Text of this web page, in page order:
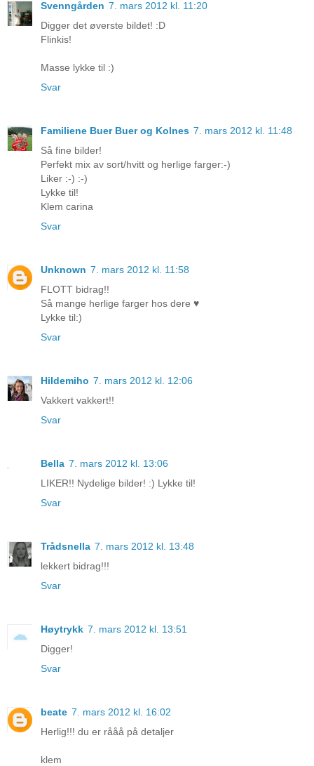
Svenngården 7. mars 2012 kl. 11:20
Digger det øverste bildet! :D
Flinkis!
Masse lykke til :)
Svar
Familiene Buer Buer og Kolnes 7. mars 2012 kl. 11:48
Så fine bilder!
Perfekt mix av sort/hvitt og herlige farger:-)
Liker :-) :-)
Lykke til!
Klem carina
Svar
Unknown 7. mars 2012 kl. 11:58
FLOTT bidrag!!
Så mange herlige farger hos dere ♥
Lykke til:)
Svar
Hildemiho 7. mars 2012 kl. 12:06
Vakkert vakkert!!
Svar
Bella 7. mars 2012 kl. 13:06
LIKER!! Nydelige bilder! :) Lykke til!
Svar
Trådsnella 7. mars 2012 kl. 13:48
lekkert bidrag!!!
Svar
Høytrykk 7. mars 2012 kl. 13:51
Digger!
Svar
beate 7. mars 2012 kl. 16:02
Herlig!!! du er rååå på detaljer
klem